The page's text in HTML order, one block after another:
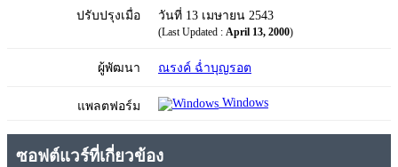
ปรับปรุงเมื่อ วันที่ 13 เมษายน 2543
(Last Updated : April 13, 2000)
ผู้พัฒนา ณรงค์ ฉ่ำบุญรอต
แพลตฟอร์ม Windows
ซอฟต์แวร์ที่เกี่ยวข้อง